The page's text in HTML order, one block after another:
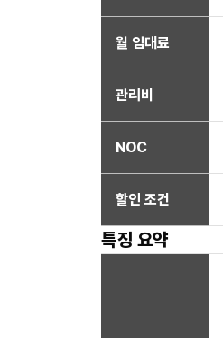
월 임대료
관리비
NOC
할인 조건
특징 요약